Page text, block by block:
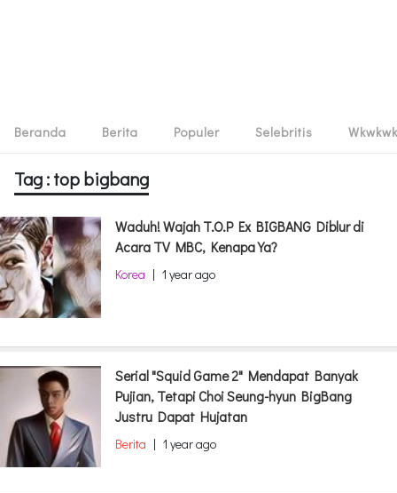
Beranda Berita Populer Selebritis Wkwkwk
Tag : top bigbang
Waduh! Wajah T.O.P Ex BIGBANG Diblur di
Acara TV MBC, Kenapa Ya?
Korea | 1 year ago
Serial "Squid Game 2" Mendapat Banyak
Pujian, Tetapi Choi Seung-hyun BigBang
Justru Dapat Hujatan
Berita | 1 year ago